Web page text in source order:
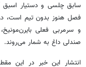
سابق چلسی و دستیار اسبق
فصل هنوز بدون تیم است، در
و سرمربی فعلی
صندلی داغ به شمار می‌روند.
انتشار این خبر در این